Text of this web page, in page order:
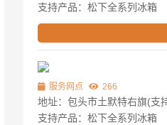
支持产品：松下全系列冰箱
服务网点 266
地址：包头市土默特右旗(支
支持产品：松下全系列冰箱